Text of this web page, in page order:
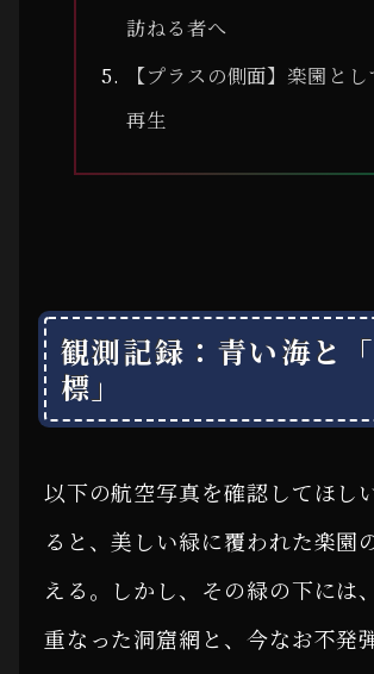
訪ねる者へ
【プラスの側面】楽園とし
再生
観測記録：青い海と
標」
以下の航空写真を確認してほし
ると、美しい緑に覆われた楽園
える。しかし、その緑の下には
重なった洞窟網と、今なお不発